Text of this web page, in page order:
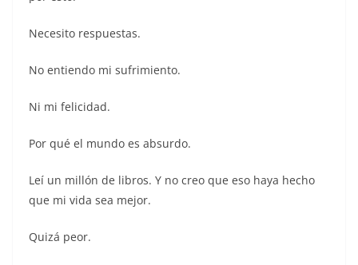
Necesito respuestas.
No entiendo mi sufrimiento.
Ni mi felicidad.
Por qué el mundo es absurdo.
Leí un millón de libros. Y no creo que eso haya hecho
que mi vida sea mejor.
Quizá peor.